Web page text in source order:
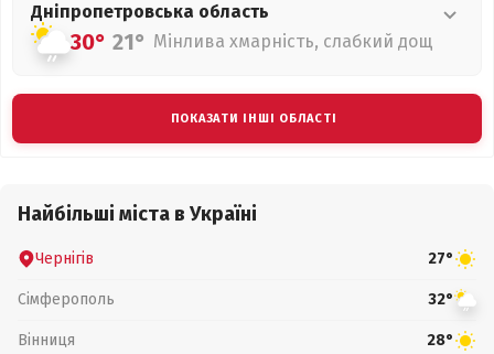
Дніпропетровська область
30° 21° Мінлива хмарність, слабкий дощ
ПОКАЗАТИ ІНШІ ОБЛАСТІ
Найбільші міста в Україні
Чернігів 27°
Сімферополь 32°
Вінниця 28°